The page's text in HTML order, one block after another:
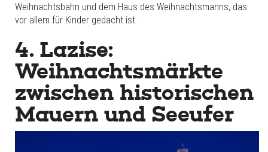
Weihnachtsbahn und dem Haus des Weihnachtsmanns, das
vor allem für Kinder gedacht ist.
4. Lazise:
Weihnachtsmärkte
zwischen historischen
Mauern und Seeufer